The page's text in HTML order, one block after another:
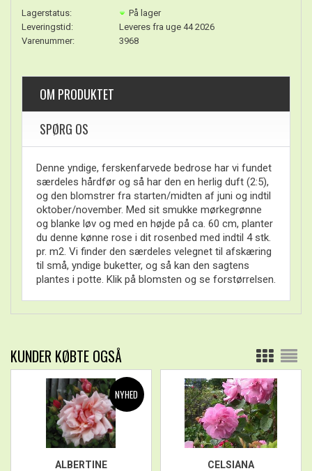
På lager
Lagerstatus:
Leveres fra uge 44 2026
Leveringstid:
3968
Varenummer:
OM PRODUKTET
SPØRG OS
Denne yndige, ferskenfarvede bedrose har vi fundet
særdeles hårdfør og så har den en herlig duft (2:5),
og den blomstrer fra starten/midten af juni og indtil
oktober/november. Med sit smukke mørkegrønne
og blanke løv og med en højde på ca. 60 cm, planter
du denne kønne rose i dit rosenbed med indtil 4 stk.
pr. m2. Vi finder den særdeles velegnet til afskæring
til små, yndige buketter, og så kan den sagtens
plantes i potte. Klik på blomsten og se forstørrelsen.
KUNDER KØBTE OGSÅ
ALBERTINE CELSIANA